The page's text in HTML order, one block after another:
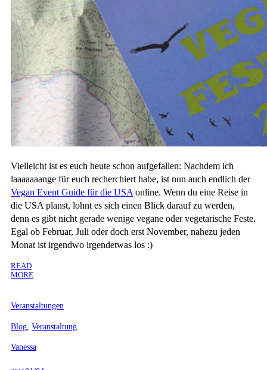
Vielleicht ist es euch heute schon aufgefallen: Nachdem ich
laaaaaaange für euch recherchiert habe, ist nun auch endlich der
Vegan Event Guide für die USA online. Wenn du eine Reise in
die USA planst, lohnt es sich einen Blick darauf zu werden,
denn es gibt nicht gerade wenige vegane oder vegetarische Feste.
Egal ob Februar, Juli oder doch erst November, nahezu jeden
Monat ist irgendwo irgendetwas los :)
READ
MORE
Veranstaltungen
Blog Veranstaltung
Vanessa